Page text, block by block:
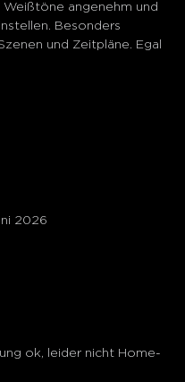
angenehm und
Besonders
und Zeitpläne. Egal
2026
ok, leider nicht Home-